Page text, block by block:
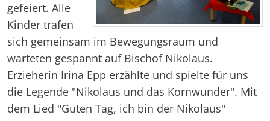
gefeiert. Alle
Kinder trafen
sich gemeinsam im Bewegungsraum und
warteten gespannt auf Bischof Nikolaus.
Erzieherin Irina Epp erzählte und spielte für uns
die Legende "Nikolaus und das Kornwunder". Mit
dem Lied "Guten Tag, ich bin der Nikolaus"